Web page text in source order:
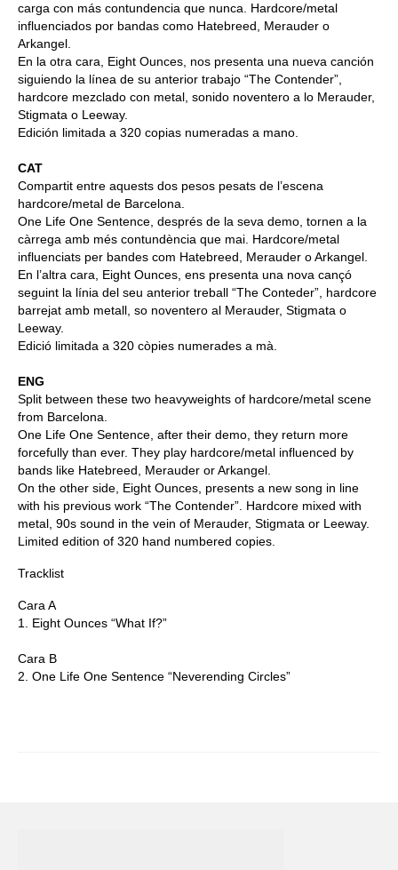
carga con más contundencia que nunca. Hardcore/metal
influenciados por bandas como Hatebreed, Merauder o
Arkangel.
En la otra cara, Eight Ounces, nos presenta una nueva canción
siguiendo la línea de su anterior trabajo “The Contender”,
hardcore mezclado con metal, sonido noventero a lo Merauder,
Stigmata o Leeway.
Edición limitada a 320 copias numeradas a mano.
CAT
Compartit entre aquests dos pesos pesats de l’escena
hardcore/metal de Barcelona.
One Life One Sentence, després de la seva demo, tornen a la
càrrega amb més contundència que mai. Hardcore/metal
influenciats per bandes com Hatebreed, Merauder o Arkangel.
En l’altra cara, Eight Ounces, ens presenta una nova cançó
seguint la línia del seu anterior treball “The Conteder”, hardcore
barrejat amb metall, so noventero al Merauder, Stigmata o
Leeway.
Edició limitada a 320 còpies numerades a mà.
ENG
Split between these two heavyweights of hardcore/metal scene
from Barcelona.
One Life One Sentence, after their demo, they return more
forcefully than ever. They play hardcore/metal influenced by
bands like Hatebreed, Merauder or Arkangel.
On the other side, Eight Ounces, presents a new song in line
with his previous work “The Contender”. Hardcore mixed with
metal, 90s sound in the vein of Merauder, Stigmata or Leeway.
Limited edition of 320 hand numbered copies.
Tracklist
Cara A
1. Eight Ounces “What If?”
Cara B
2. One Life One Sentence “Neverending Circles”